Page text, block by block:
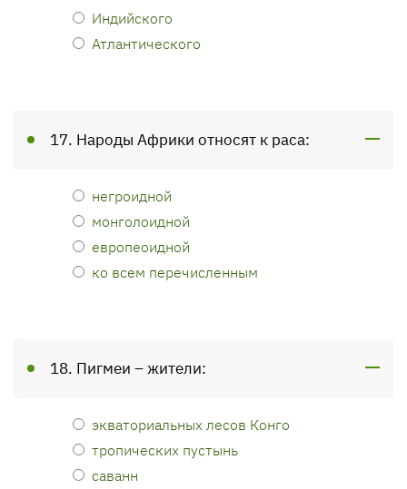
Индийского
Атлантического
17. Народы Африки относят к раса:
негроидной
монголоидной
европеоидной
ко всем перечисленным
18. Пигмеи – жители:
экваториальных лесов Конго
тропических пустынь
саванн